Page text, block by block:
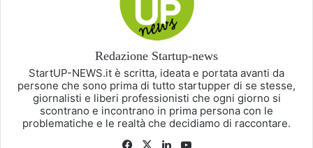
Redazione Startup-news
StartUP-NEWS.it è scritta, ideata e portata avanti da
persone che sono prima di tutto startupper di se stesse,
giornalisti e liberi professionisti che ogni giorno si
scontrano e incontrano in prima persona con le
problematiche e le realtà che decidiamo di raccontare.
Facebook
X LinkedIn